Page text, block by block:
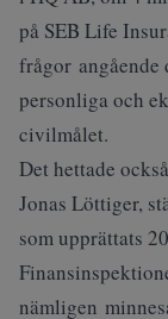
på SEB Life
frågor angående
personliga och
civilmålet.
Det hettade
Jonas Löttiger,
som upprättats
nämligen